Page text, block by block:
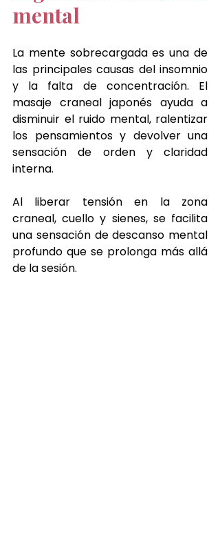
mental
La mente sobrecargada es una de
las principales causas del insomnio
y la falta de concentración. El
masaje craneal japonés ayuda a
disminuir el ruido mental, ralentizar
los pensamientos y devolver una
sensación de orden y claridad
interna.
Al liberar tensión en la zona
craneal, cuello y sienes, se facilita
una sensación de descanso mental
profundo que se prolonga más allá
de la sesión.